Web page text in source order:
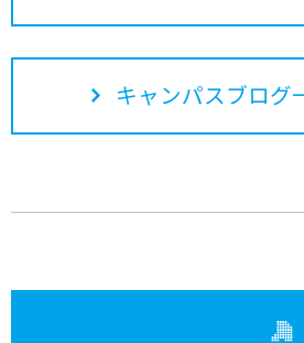
キャンパスブログ